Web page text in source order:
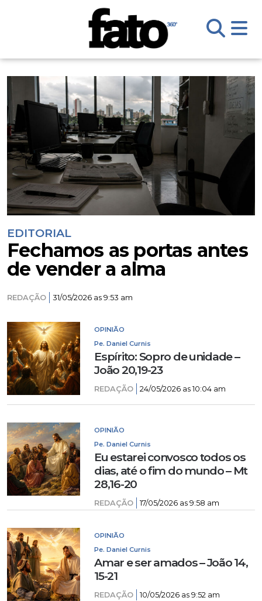
EDITORIAL
Fechamos as portas antes
de vender a alma
REDAÇÃO 31/05/2026 as 9:53 am
OPINIÃO
Pe. Daniel Curnis
Espírito: Sopro de unidade –
João 20,19-23
REDAÇÃO 24/05/2026 as 10:04 am
OPINIÃO
Pe. Daniel Curnis
Eu estarei convosco todos os
dias, até o fim do mundo – Mt
28,16-20
REDAÇÃO 17/05/2026 as 9:58 am
OPINIÃO
Pe. Daniel Curnis
Amar e ser amados – João 14,
15-21
REDAÇÃO 10/05/2026 as 9:52 am